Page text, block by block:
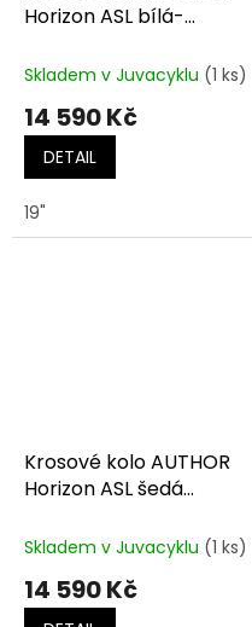
Horizon ASL bílá-
Skladem v Juvacyklu (1 ks)
14 590 Kč
DETAIL
19"
Krosové kolo AUTHOR
Horizon ASL šedá
Skladem v Juvacyklu (1 ks)
14 590 Kč